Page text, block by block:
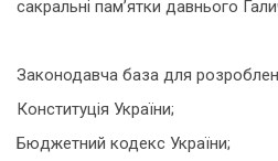
сакральні пам’ятки давнього
Законодавча база для
Конституція України;
Бюджетний кодекс України;